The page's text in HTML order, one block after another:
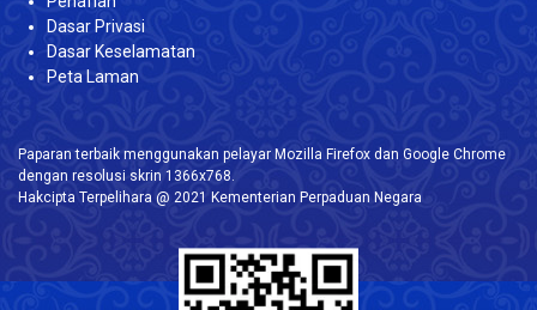
Dasar Privasi
Dasar Keselamatan
Peta Laman
Paparan terbaik menggunakan pelayar Mozilla Firefox dan Google Chrome
dengan resolusi skrin 1366x768.
Hakcipta Terpelihara @ 2021 Kementerian Perpaduan Negara